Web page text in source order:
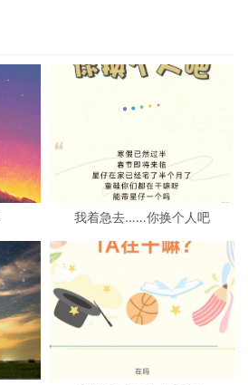
我着急去……你换个人吧